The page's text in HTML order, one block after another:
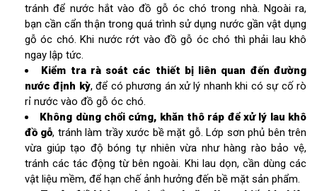
tránh để nước hắt vào đồ gỗ óc chó trong nhà. Ngoài ra,
bạn cần cẩn thận trong quá trình sử dụng nước gần vật dụng
gỗ óc chó. Khi nước rớt vào đồ gỗ óc chó thì phải lau khô
ngay lập tức.
Kiểm tra rà soát các thiết bị liên quan đến đường
nước định kỳ, để có phương án xử lý nhanh khi có sự cố rò
rỉ nước vào đồ gỗ óc chó.
Không dùng chổi cứng, khăn thô ráp để xử lý lau khô
đồ gỗ, tránh làm trầy xước bề mặt gỗ. Lớp sơn phủ bên trên
vừa giúp tạo độ bóng tự nhiên vừa như hàng rào bảo vệ,
tránh các tác động từ bên ngoài. Khi lau dọn, cần dùng các
vật liệu mềm, để hạn chế ảnh hưởng đến bề mặt sản phẩm.